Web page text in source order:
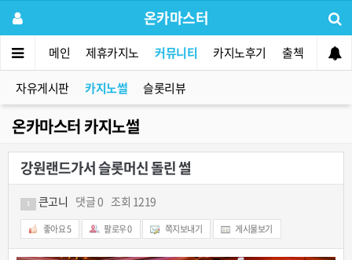
온카마스터
메인 제휴카지노 커뮤니티 카지노후기 출첵 먹튀
자유게시판 카지노썰 슬롯리뷰
온카마스터 카지노썰
강원랜드가서 슬롯머신 돌린 썰
큰고니 댓글 0 조회 1219
좋아요5 팔로우0 쪽지보내기 게시물보기